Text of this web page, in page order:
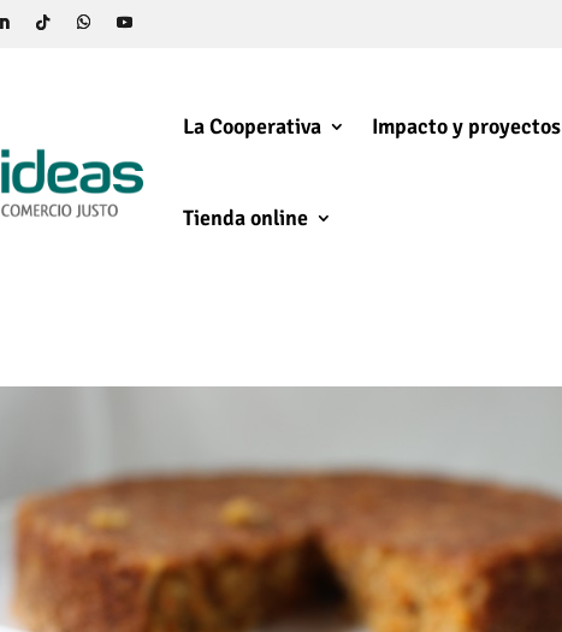
La Cooperativa Impacto y proyectos
Tienda online